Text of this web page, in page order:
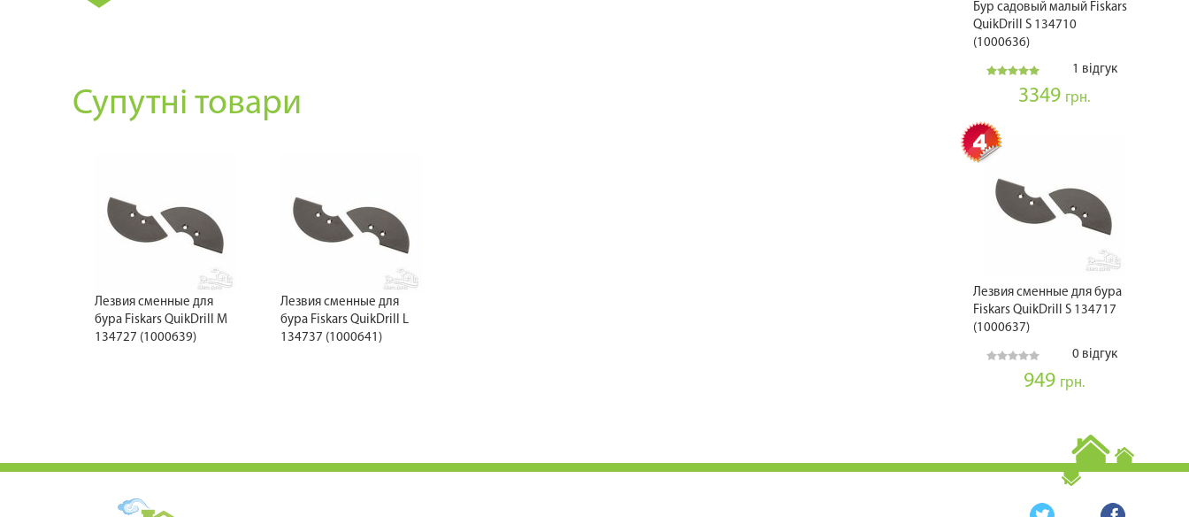
Супутні товари
Лезвия сменные для
бура Fiskars QuikDrill M
134727 (1000639)
Лезвия сменные для
бура Fiskars QuikDrill L
134737 (1000641)
Бур садовый малый Fiskars
QuikDrill S 134710
(1000636)
1 відгук
3349 грн.
Лезвия сменные для бура
Fiskars QuikDrill S 134717
(1000637)
0 відгук
949 грн.